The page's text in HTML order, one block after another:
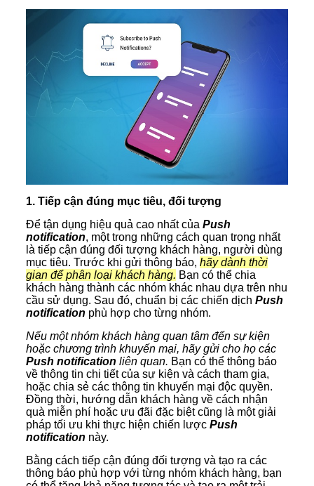
1. Tiếp cận đúng mục tiêu, đối tượng
Để tận dụng hiệu quả cao nhất của Push
notification, một trong những cách quan trọng nhất
là tiếp cận đúng đối tượng khách hàng, người dùng
mục tiêu. Trước khi gửi thông báo, hãy dành thời
gian để phân loại khách hàng. Bạn có thể chia
khách hàng thành các nhóm khác nhau dựa trên nhu
cầu sử dụng. Sau đó, chuẩn bị các chiến dịch Push
notification phù hợp cho từng nhóm.
Nếu một nhóm khách hàng quan tâm đến sự kiện
hoặc chương trình khuyến mại, hãy gửi cho họ các
Push notification liên quan. Bạn có thể thông báo
về thông tin chi tiết của sự kiện và cách tham gia,
hoặc chia sẻ các thông tin khuyến mại độc quyền.
Đồng thời, hướng dẫn khách hàng về cách nhận
quà miễn phí hoặc ưu đãi đặc biệt cũng là một giải
pháp tối ưu khi thực hiện chiến lược Push
notification này.
Bằng cách tiếp cận đúng đối tượng và tạo ra các
thông báo phù hợp với từng nhóm khách hàng, bạn